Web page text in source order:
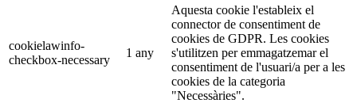
cookielawinfo-
checkbox-necessary
1 any
Aquesta cookie l'estableix el
connector de consentiment de
cookies de GDPR. Les cookies
s'utilitzen per emmagatzemar el
consentiment de l'usuari/a per a les
cookies de la categoria
"Necessàries".